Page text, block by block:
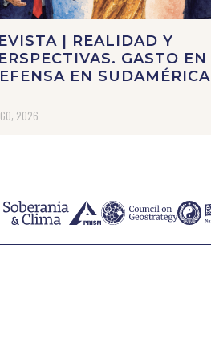
| REALIDAD Y
GASTO EN
EN SUDAMÉRICA
2026